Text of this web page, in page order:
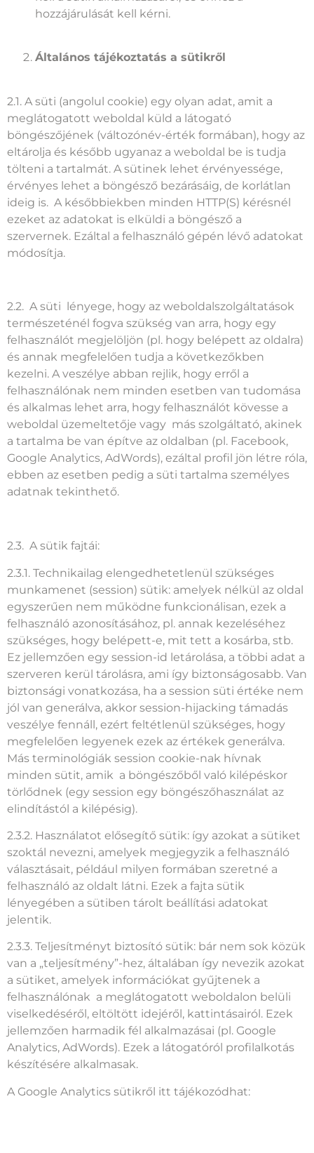
hozzájárulását kell kérni.
Általános tájékoztatás a sütikről
2.1. A süti (angolul cookie) egy olyan adat, amit a
meglátogatott weboldal küld a látogató
böngészőjének (változónév-érték formában), hogy az
eltárolja és később ugyanaz a weboldal be is tudja
tölteni a tartalmát. A sütinek lehet érvényessége,
érvényes lehet a böngésző bezárásáig, de korlátlan
ideig is. A későbbiekben minden HTTP(S) kérésnél
ezeket az adatokat is elküldi a böngésző a
szervernek. Ezáltal a felhasználó gépén lévő adatokat
módosítja.
2.2. A süti lényege, hogy az weboldalszolgáltatások
természeténél fogva szükség van arra, hogy egy
felhasználót megjelöljön (pl. hogy belépett az oldalra)
és annak megfelelően tudja a következőkben
kezelni. A veszélye abban rejlik, hogy erről a
felhasználónak nem minden esetben van tudomása
és alkalmas lehet arra, hogy felhasználót kövesse a
weboldal üzemeltetője vagy más szolgáltató, akinek
a tartalma be van építve az oldalban (pl. Facebook,
Google Analytics, AdWords), ezáltal profil jön létre róla,
ebben az esetben pedig a süti tartalma személyes
adatnak tekinthető.
2.3. A sütik fajtái:
2.3.1. Technikailag elengedhetetlenül szükséges
munkamenet (session) sütik: amelyek nélkül az oldal
egyszerűen nem működne funkcionálisan, ezek a
felhasználó azonosításához, pl. annak kezeléséhez
szükséges, hogy belépett-e, mit tett a kosárba, stb.
Ez jellemzően egy session-id letárolása, a többi adat a
szerveren kerül tárolásra, ami így biztonságosabb. Van
biztonsági vonatkozása, ha a session süti értéke nem
jól van generálva, akkor session-hijacking támadás
veszélye fennáll, ezért feltétlenül szükséges, hogy
megfelelően legyenek ezek az értékek generálva.
Más terminológiák session cookie-nak hívnak
minden sütit, amik a böngészőből való kilépéskor
törlődnek (egy session egy böngészőhasználat az
elindítástól a kilépésig).
2.3.2. Használatot elősegítő sütik: így azokat a sütiket
szoktál nevezni, amelyek megjegyzik a felhasználó
választásait, például milyen formában szeretné a
felhasználó az oldalt látni. Ezek a fajta sütik
lényegében a sütiben tárolt beállítási adatokat
jelentik.
2.3.3. Teljesítményt biztosító sütik: bár nem sok közük
van a „teljesítmény”-hez, általában így nevezik azokat
a sütiket, amelyek információkat gyűjtenek a
felhasználónak a meglátogatott weboldalon belüli
viselkedéséről, eltöltött idejéről, kattintásairól. Ezek
jellemzően harmadik fél alkalmazásai (pl. Google
Analytics, AdWords). Ezek a látogatóról profilalkotás
készítésére alkalmasak.
A Google Analytics sütikről itt tájékozódhat: